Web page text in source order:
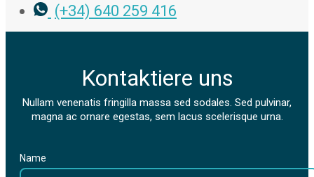
(+34) 640 259 416
Kontaktiere uns
Nullam venenatis fringilla massa sed sodales. Sed pulvinar,
magna ac ornare egestas, sem lacus scelerisque urna.
Name